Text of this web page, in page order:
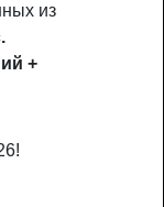
из
+